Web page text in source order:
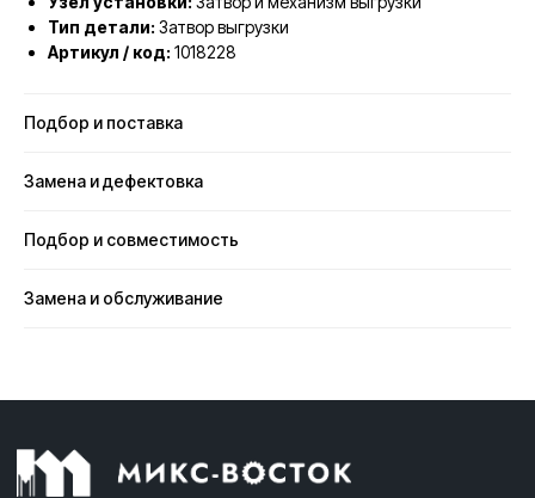
Тип детали: Затвор выгрузки
Артикул / код: 1018228
Подбор и поставка
Замена и дефектовка
Подбор и совместимость
Замена и обслуживание